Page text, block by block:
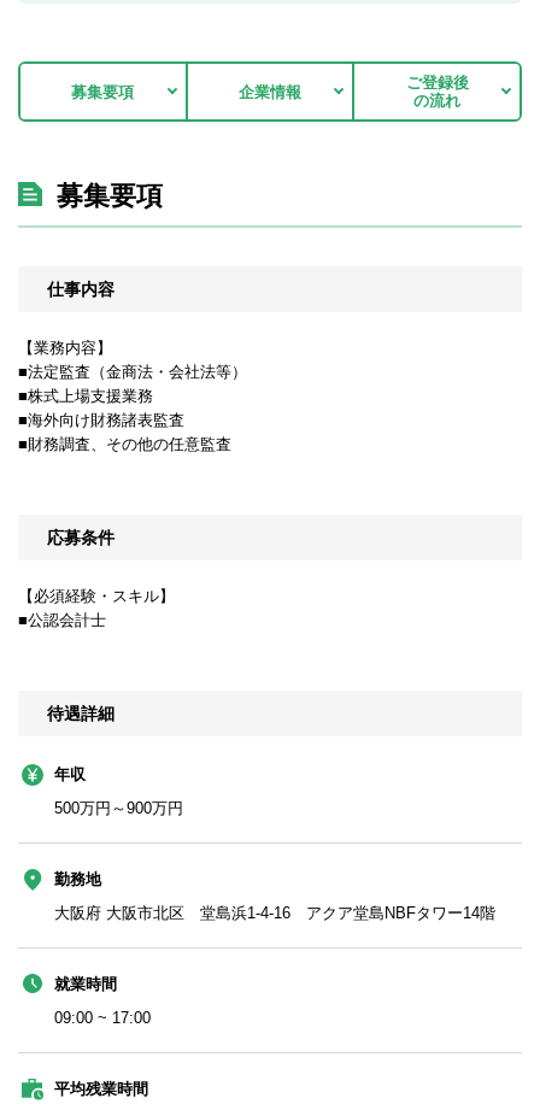
募集要項 企業情報
ご登録後
の流れ
募集要項
仕事内容
【業務内容】
■法定監査（金商法・会社法等）
■株式上場支援業務
■海外向け財務諸表監査
■財務調査、その他の任意監査
応募条件
【必須経験・スキル】
■公認会計士
待遇詳細
年収
500万円～900万円
勤務地
大阪府 大阪市北区 堂島浜1-4-16 アクア堂島NBFタワー14階
就業時間
09:00 ~ 17:00
平均残業時間